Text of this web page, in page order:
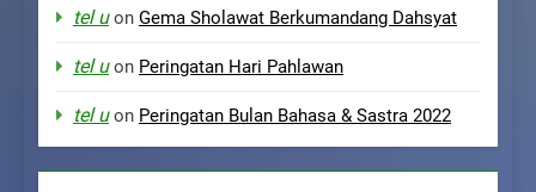
tel uon Gema Sholawat Berkumandang Dahsyat
tel uon Peringatan Hari Pahlawan
tel uon Peringatan Bulan Bahasa & Sastra 2022